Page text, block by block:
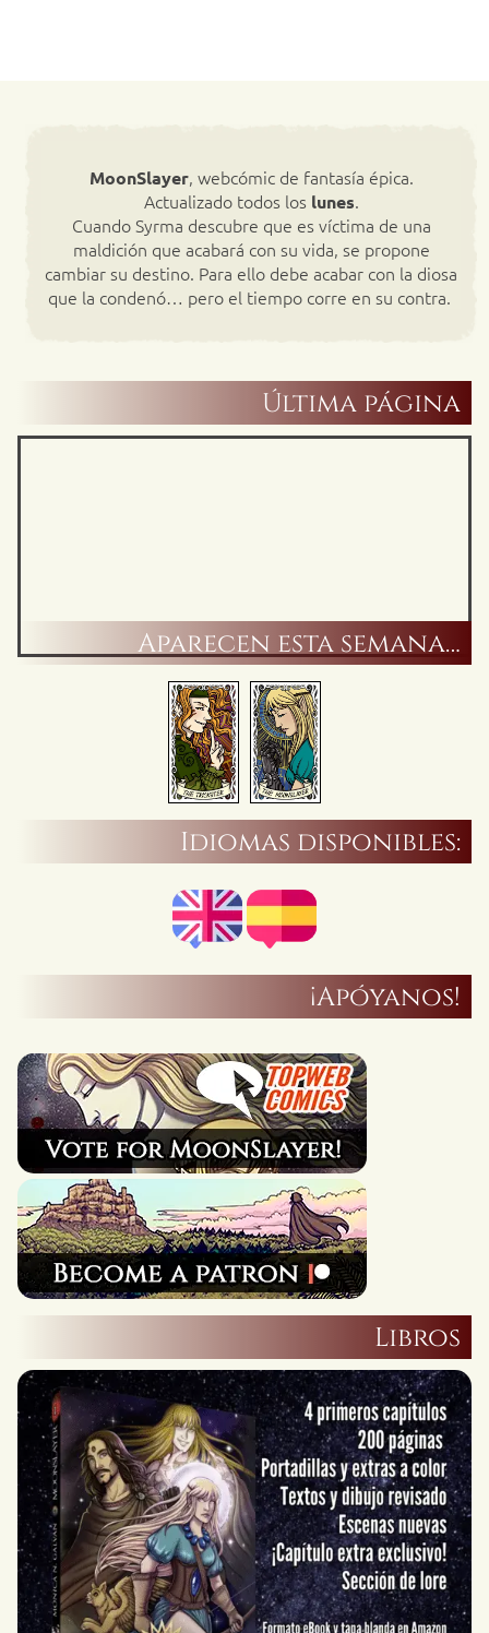
MoonSlayer, webcómic de fantasía épica.
Actualizado todos los lunes.
Cuando Syrma descubre que es víctima de una
maldición que acabará con su vida, se propone
cambiar su destino. Para ello debe acabar con la diosa
que la condenó… pero el tiempo corre en su contra.
Última página
Aparecen esta semana…
Idiomas disponibles:
¡Apóyanos!
Libros